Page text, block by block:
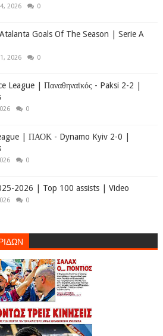
2026 0
Goals Of The Season | Serie A
2026 0
League | Παναθηναϊκός - Paksi 2-2 |
0
| ΠΑΟΚ - Dynamo Kyiv 2-0 |
0
2026 | Top 100 assists | Video
0